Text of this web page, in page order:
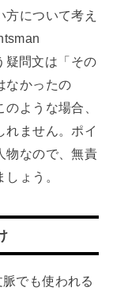
について考え
疑問文は「その
なかったの
ような場合、
れません。ポイ
物なので、無責
ょう。
でも使われる